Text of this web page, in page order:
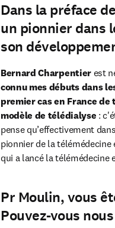
Dans la préface
un pionnier dans
son
Bernard Charpentier est
connu mes débuts dans
premier cas en France
modèle de télédialyse :
pense qu’effectivement
pionnier de la
qui a lancé la télémédecine
Pr Moulin, vous
Pouvez-vous